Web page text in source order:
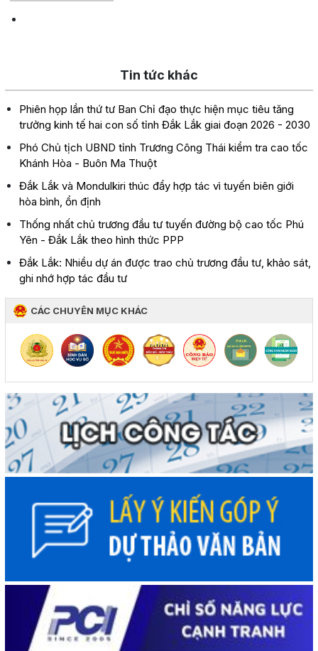
Tin tức khác
Phiên họp lần thứ tư Ban Chỉ đạo thực hiện mục tiêu tăng
trưởng kinh tế hai con số tỉnh Đắk Lắk giai đoạn 2026 - 2030
Phó Chủ tịch UBND tỉnh Trương Công Thái kiểm tra cao tốc
Khánh Hòa - Buôn Ma Thuột
Đắk Lắk và Mondulkiri thúc đẩy hợp tác vì tuyến biên giới
hòa bình, ổn định
Thống nhất chủ trương đầu tư tuyến đường bộ cao tốc Phú
Yên - Đắk Lắk theo hình thức PPP
Đắk Lắk: Nhiều dự án được trao chủ trương đầu tư, khảo sát,
ghi nhớ hợp tác đầu tư
CÁC CHUYÊN MỤC KHÁC